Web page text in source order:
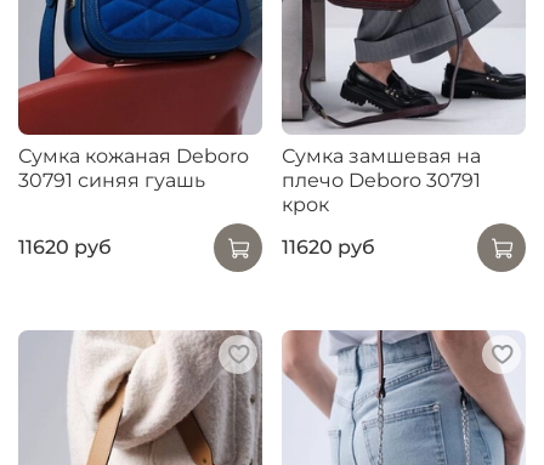
Сумка кожаная Deboro
30791 синяя гуашь
11620 руб
Сумка замшевая на
плечо Deboro 30791
крок
11620 руб